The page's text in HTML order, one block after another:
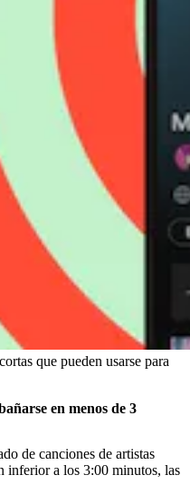
que pueden usarse para
en menos de 3
de canciones de artistas
inferior a los 3:00 minutos, las